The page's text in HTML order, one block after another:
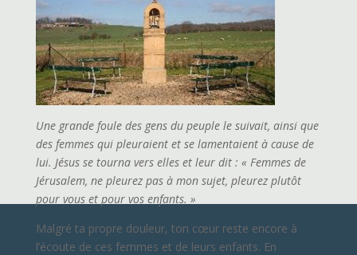
Une grande foule des gens du peuple le suivait, ainsi que
des femmes qui pleuraient et se lamentaient à cause de
lui. Jésus se tourna vers elles et leur dit : « Femmes de
Jérusalem, ne pleurez pas à mon sujet, pleurez plutôt
pour vous et pour vos enfants. »
Malgré ta propre douleur, ton cœur reste encore à
l’écoute de ces femmes et de leurs enfants. En